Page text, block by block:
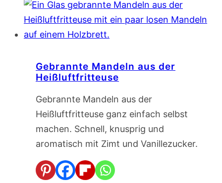
Gebrannte Mandeln aus der
Heißluftfritteuse
Gebrannte Mandeln aus der
Heißluftfritteuse ganz einfach selbst
machen. Schnell, knusprig und
aromatisch mit Zimt und Vanillezucker.